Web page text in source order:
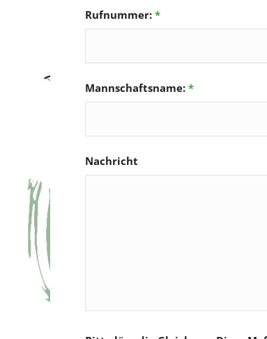
Rufnummer: *
Mannschaftsname: *
Nachricht